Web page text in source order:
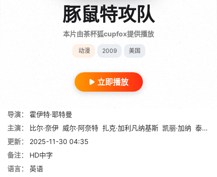
豚鼠特攻队
本片由茶杯狐cupfox提供播放
动漫 2009 美国
立即播放
导演：
霍伊特·耶特曼
主演：
比尔·奈伊 威尔·阿奈特 扎克·加利凡纳基斯 凯丽·加纳 泰勒·帕特里克·琼斯
更新：
2025-11-30 04:35
备注：
HD中字
语言：
英语